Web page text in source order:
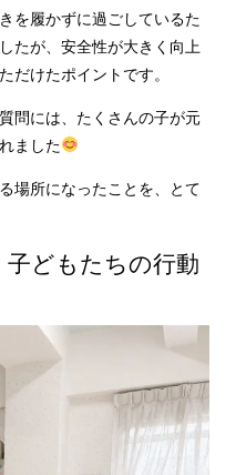
を履かずに過ごしているた
たが、安全性が大きく向上
だけたポイントです。
問には、たくさんの子が元
ました
場所になったことを、とて
どもたちの行動